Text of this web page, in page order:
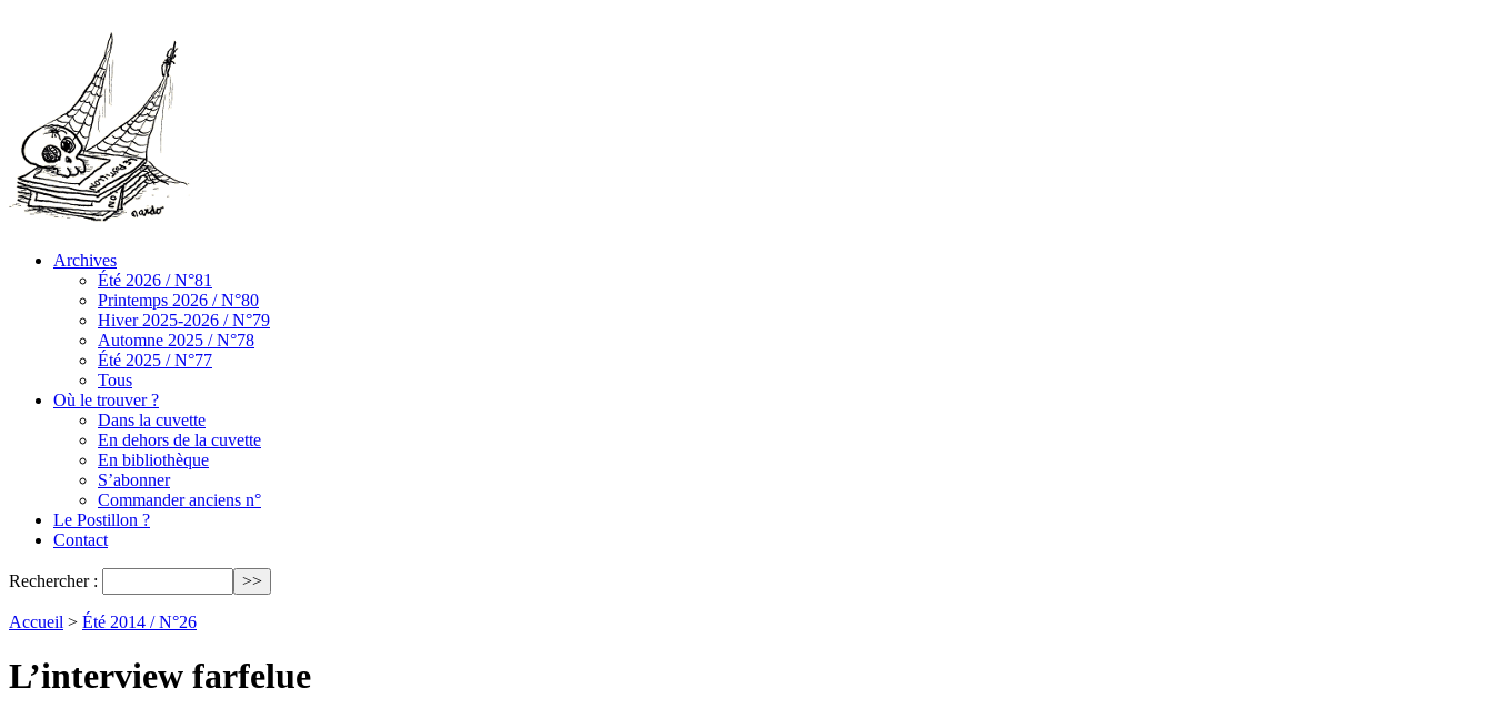
Archives
Été 2026 / N°81
Printemps 2026 / N°80
Hiver 2025-2026 / N°79
Automne 2025 / N°78
Été 2025 / N°77
Tous
Où le trouver ?
Dans la cuvette
En dehors de la cuvette
En bibliothèque
S’abonner
Commander anciens n°
Le Postillon ?
Contact
Rechercher :
Accueil > Été 2014 / N°26
L’interview farfelue